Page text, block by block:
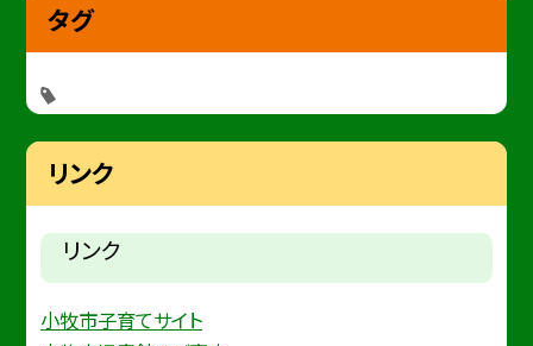
タグ
リンク
リンク
小牧市子育てサイト